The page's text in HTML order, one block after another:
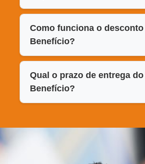
Como funciona o
Benefício?
Qual o prazo de entrega
Benefício?